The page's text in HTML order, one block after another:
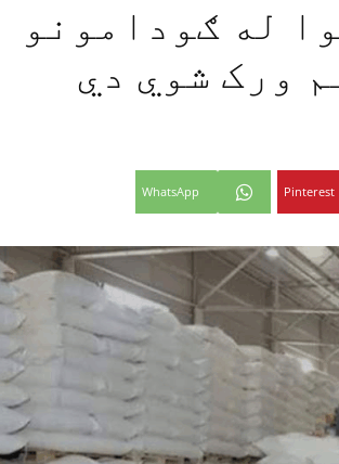
له ګودامونو
ورک شوي دي
Pinterest
WhatsApp